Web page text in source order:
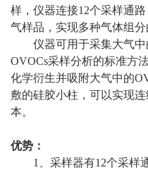
样，仪器连接12个采样通
气样品，实现多种气体组
仪器可用于采集大气
OVOCs采样分析的标准方
化学衍生并吸附大气中的
敷的硅胶小柱，可以实现
本。
优势：
1、采样器有12个采样